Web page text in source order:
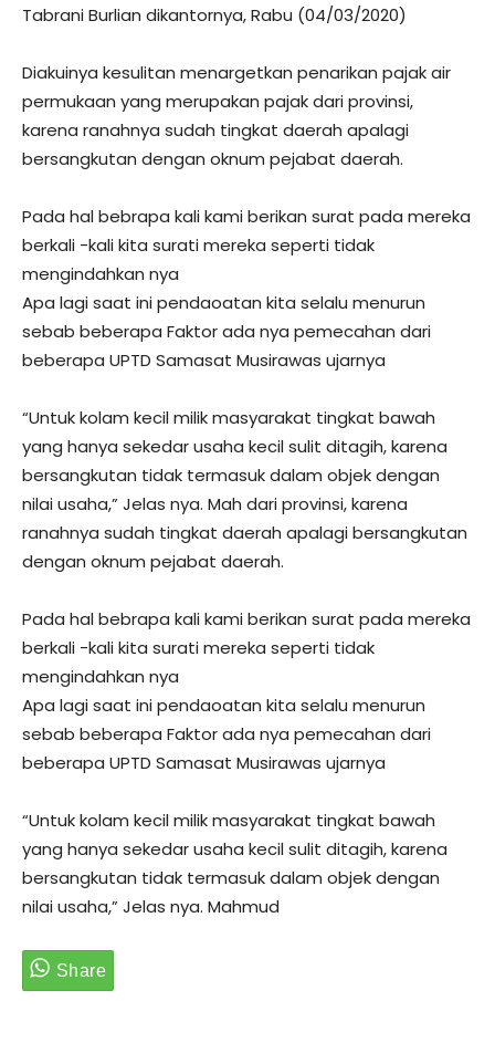
Tabrani Burlian dikantornya, Rabu (04/03/2020)
Diakuinya kesulitan menargetkan penarikan pajak air
permukaan yang merupakan pajak dari provinsi,
karena ranahnya sudah tingkat daerah apalagi
bersangkutan dengan oknum pejabat daerah.
Pada hal bebrapa kali kami berikan surat pada mereka
berkali -kali kita surati mereka seperti tidak
mengindahkan nya
Apa lagi saat ini pendaoatan kita selalu menurun
sebab beberapa Faktor ada nya pemecahan dari
beberapa UPTD Samasat Musirawas ujarnya
“Untuk kolam kecil milik masyarakat tingkat bawah
yang hanya sekedar usaha kecil sulit ditagih, karena
bersangkutan tidak termasuk dalam objek dengan
nilai usaha,” Jelas nya. Mah dari provinsi, karena
ranahnya sudah tingkat daerah apalagi bersangkutan
dengan oknum pejabat daerah.
Pada hal bebrapa kali kami berikan surat pada mereka
berkali -kali kita surati mereka seperti tidak
mengindahkan nya
Apa lagi saat ini pendaoatan kita selalu menurun
sebab beberapa Faktor ada nya pemecahan dari
beberapa UPTD Samasat Musirawas ujarnya
“Untuk kolam kecil milik masyarakat tingkat bawah
yang hanya sekedar usaha kecil sulit ditagih, karena
bersangkutan tidak termasuk dalam objek dengan
nilai usaha,” Jelas nya. Mahmud